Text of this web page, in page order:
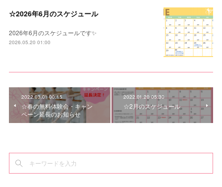
☆2026年6月のスケジュール
2026年6月のスケジュールです✨
2026.05.20 01:00
2022.03.01 00:15
☆春の無料体験会・キャン
ペーン延長のお知らせ
2022.01.20 05:30
☆2月のスケジュール